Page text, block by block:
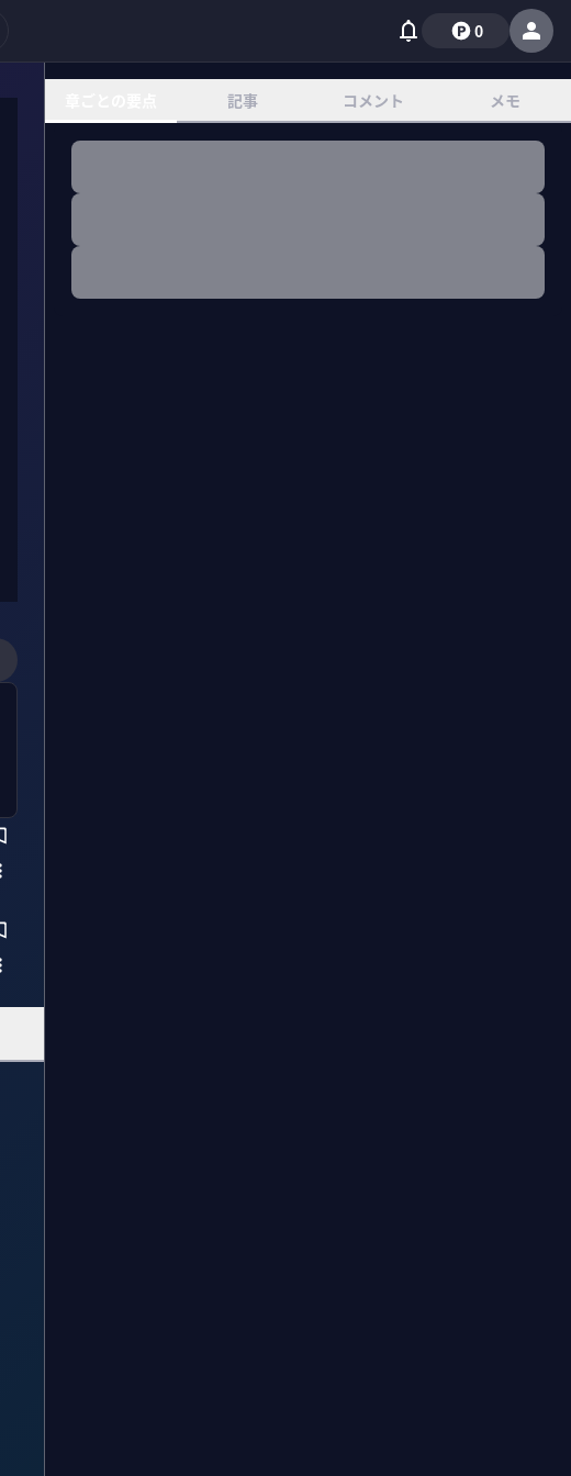
0
記事 コメント メモ